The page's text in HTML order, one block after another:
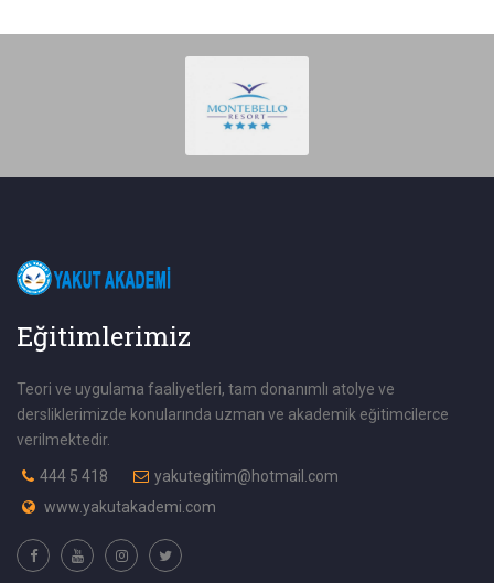
Eğitimlerimiz
Teori ve uygulama faaliyetleri, tam donanımlı atolye ve
dersliklerimizde konularında uzman ve akademik eğitimcilerce
verilmektedir.
444 5 418
yakutegitim@hotmail.com
www.yakutakademi.com